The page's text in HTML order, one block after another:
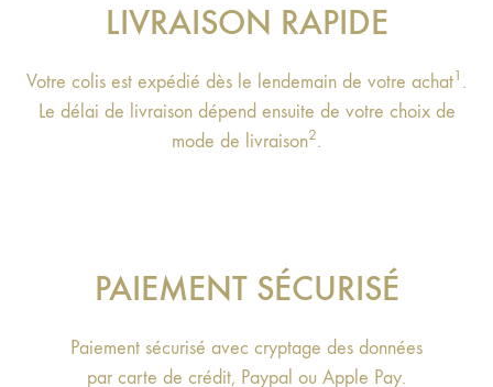
LIVRAISON RAPIDE
Votre colis est expédié dès le lendemain de votre achat1 .
Le délai de livraison dépend ensuite de votre choix de
mode de livraison2.
PAIEMENT SÉCURISÉ
Paiement sécurisé avec cryptage des données
par carte de crédit, Paypal ou Apple Pay.